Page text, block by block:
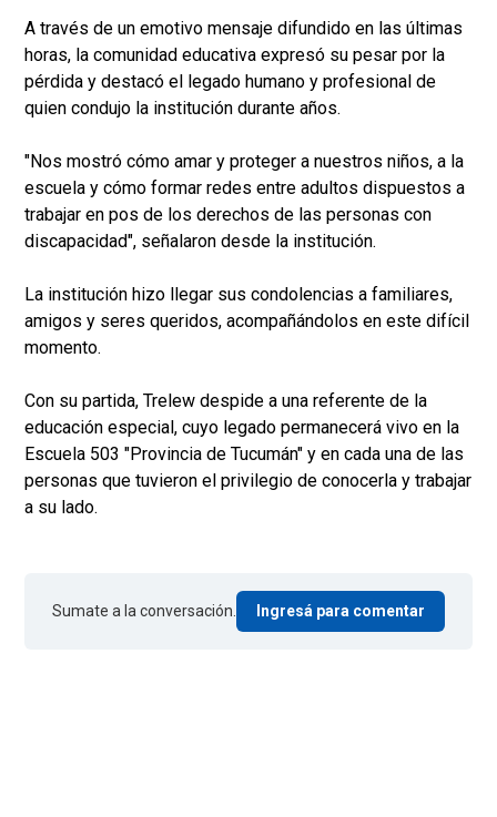
A través de un emotivo mensaje difundido en las últimas
horas, la comunidad educativa expresó su pesar por la
pérdida y destacó el legado humano y profesional de
quien condujo la institución durante años.
"Nos mostró cómo amar y proteger a nuestros niños, a la
escuela y cómo formar redes entre adultos dispuestos a
trabajar en pos de los derechos de las personas con
discapacidad", señalaron desde la institución.
La institución hizo llegar sus condolencias a familiares,
amigos y seres queridos, acompañándolos en este difícil
momento.
Con su partida, Trelew despide a una referente de la
educación especial, cuyo legado permanecerá vivo en la
Escuela 503 "Provincia de Tucumán" y en cada una de las
personas que tuvieron el privilegio de conocerla y trabajar
a su lado.
Sumate a la conversación. Ingresá para comentar